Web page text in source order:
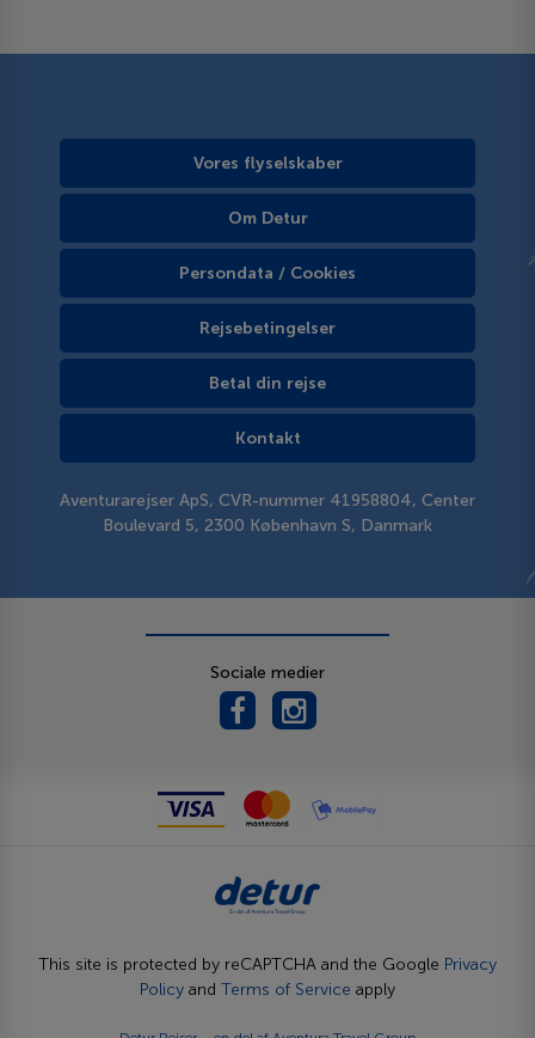
Vores flyselskaber
Om Detur
Persondata / Cookies
Rejsebetingelser
Betal din rejse
Kontakt
Aventurarejser ApS, CVR-nummer 41958804, Center
Boulevard 5, 2300 København S, Danmark
Sociale medier
This site is protected by reCAPTCHA and the Google Privacy
Policy and Terms of Service apply